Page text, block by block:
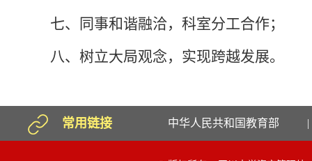
七、同事和谐融洽，科室分工合作；
八、树立大局观念，实现跨越发展。
常用链接 中华人民共和国教育部 |